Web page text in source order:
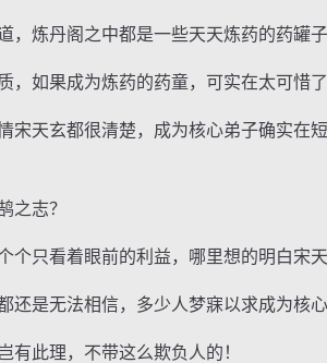
炼丹阁之中都是一些天天炼药的药罐子
如果成为炼药的药童，可实在太可惜了
天玄都很清楚，成为核心弟子确实在
志？
只看着眼前的利益，哪里想的明白宋天
是无法相信，多少人梦寐以求成为核心
此理，不带这么欺负人的！